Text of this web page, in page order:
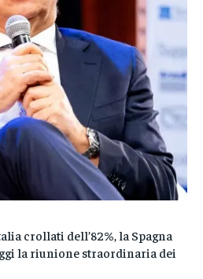
crollati dell’82%, la Spagna
la riunione straordinaria dei